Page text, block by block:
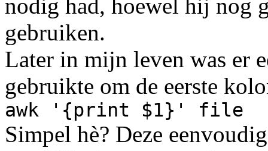
nodig had, hoewel hij nog
gebruiken.
Later in mijn leven was er
gebruikte om de eerste
awk '{print $1}' file
Simpel hè? Deze